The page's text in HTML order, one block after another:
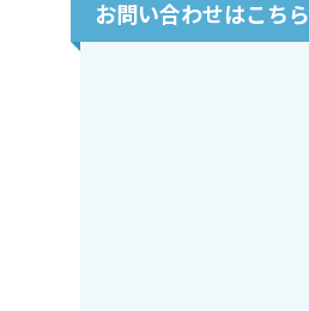
お問い合わせはこちら